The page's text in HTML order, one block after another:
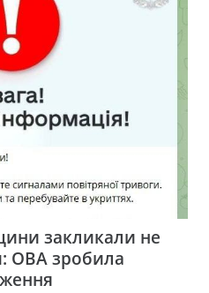
закликали не
ОВА зробила